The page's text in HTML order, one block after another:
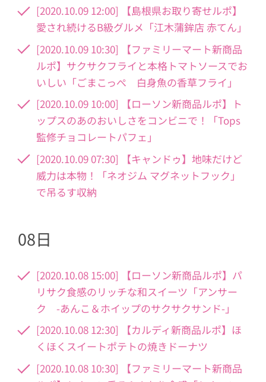
[2020.10.09 12:00] 【島根県お取り寄せルポ】
愛され続けるB級グルメ「江木蒲鉾店 赤てん」
[2020.10.09 10:30] 【ファミリーマート新商品
ルポ】サクサクフライと本格トマトソースでお
いしい「ごまこっぺ 白身魚の香草フライ」
[2020.10.09 10:00] 【ローソン新商品ルポ】ト
ップスのあのおいしさをコンビニで！「Tops
監修チョコレートパフェ」
[2020.10.09 07:30] 【キャンドゥ】地味だけど
威力は本物！「ネオジム マグネットフック」
で吊るす収納
08日
[2020.10.08 15:00] 【ローソン新商品ルポ】パ
リサク食感のリッチな和スイーツ「アンサー
ク -あんこ＆ホイップのサクサクサンド-」
[2020.10.08 12:30] 【カルディ新商品ルポ】ほ
くほくスイートポテトの焼きドーナツ
[2020.10.08 10:30] 【ファミリーマート新商品